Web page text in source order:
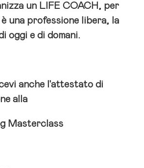
un LIFE COACH, per
una professione libera, la
oggi e di domani.
anche l'attestato di
alla
Masterclass